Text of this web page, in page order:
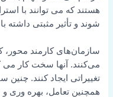
هستند که می توانند با
شوند و تأثیر مثبتی داشته
سازمان‌های کارمند محور،
می‌کنند. آنها سخت کار می
تغییراتی ایجاد کنند.
همچنین تعامل، بهره وری و